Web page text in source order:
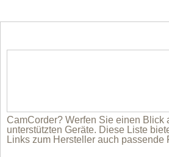
CamCorder? Werfen Sie einen Blick
unterstützten Geräte. Diese Liste
Links zum Hersteller auch passende